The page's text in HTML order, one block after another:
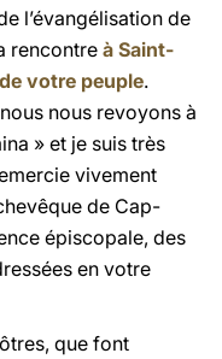
l’évangélisation de
rencontreà Saint-
votre peuple.
nous revoyons à
» et je suis très
vivement
de Cap-
épiscopale, des
en votre
que font